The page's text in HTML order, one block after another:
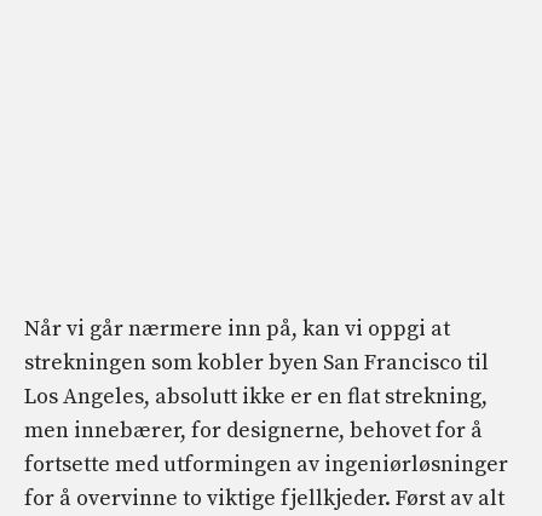
Når vi går nærmere inn på, kan vi oppgi at
strekningen som kobler byen San Francisco til
Los Angeles, absolutt ikke er en flat strekning,
men innebærer, for designerne, behovet for å
fortsette med utformingen av ingeniørløsninger
for å overvinne to viktige fjellkjeder. Først av alt